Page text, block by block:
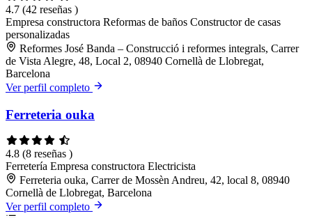
4.7 (42 reseñas )
Empresa constructora Reformas de baños Constructor de casas
personalizadas
Reformes José Banda – Construcció i reformes integrals, Carrer
de Vista Alegre, 48, Local 2, 08940 Cornellà de Llobregat,
Barcelona
Ver perfil completo
Ferreteria ouka
4.8 (8 reseñas )
Ferretería Empresa constructora Electricista
Ferreteria ouka, Carrer de Mossèn Andreu, 42, local 8, 08940
Cornellà de Llobregat, Barcelona
Ver perfil completo